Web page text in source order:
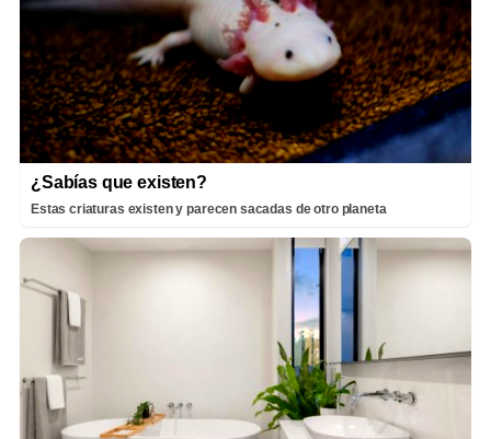
¿Sabías que existen?
Estas criaturas existen y parecen sacadas de otro planeta